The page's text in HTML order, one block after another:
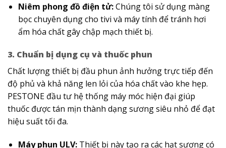
Niêm phong đồ điện tử:Chúng tôi sử dụng màng
bọc chuyên dụng cho tivi và máy tính để tránh hơi
ẩm hóa chất gây chập mạch thiết bị.
3. Chuẩn bị dụng cụ và thuốc phun
Chất lượng thiết bị đầu phun ảnh hưởng trực tiếp đến
độ phủ và khả năng len lỏi của hóa chất vào khe hẹp.
PESTONE đầu tư hệ thống máy móc hiện đại giúp
thuốc được tán mịn thành dạng sương siêu nhỏ để đạt
hiệu suất tối đa.
Máy phun ULV:Thiết bị này tạo ra các hạt sương có